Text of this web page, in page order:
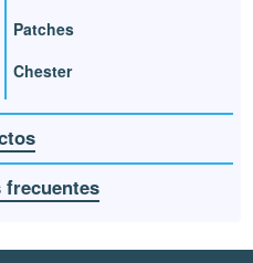
Patches
Chester
frecuentes